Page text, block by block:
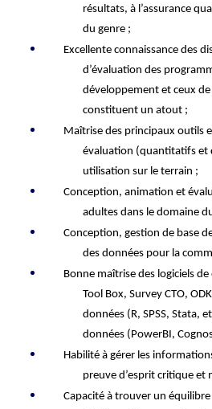
résultats, à l’assurance
du genre ;
Excellente connaissance des
d’évaluation des
développement et ceux
constituent un atout ;
Maîtrise des principaux outils
évaluation (quantitatifs et
utilisation sur le terrain ;
Conception, animation et
adultes dans le domaine
Conception, gestion de base
des données pour la
Bonne maîtrise des logiciels
Tool Box, Survey CTO,
données (R, SPSS, Stata,
données (PowerBI,
Habilité à gérer les
preuve d’esprit critique et
Capacité à trouver un